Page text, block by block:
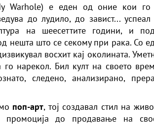
Warholе) е еден од оние кои го
до лудило, до завист...
на шеесеттите години, и
нешта што се секому при рака. Со
восхит кај околината.
го нарекол. Бил култ на своето
следено, анализирано,
поп-арт, тој создавал стил на
промоција до продавање на